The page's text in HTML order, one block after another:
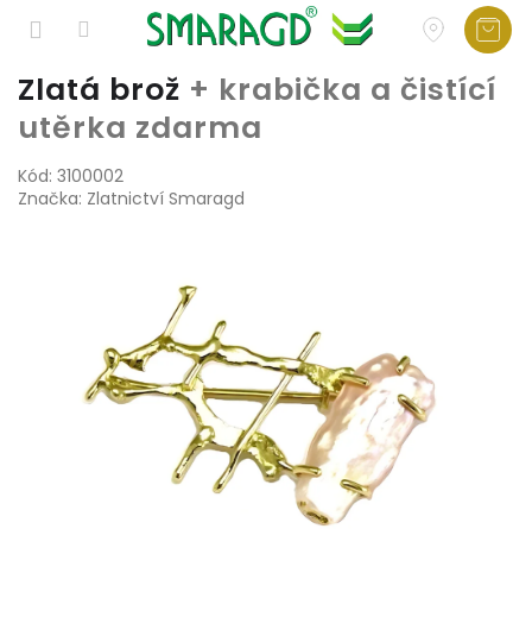
Přejít
na
obsah
Zlatá brož + krabička a čistící
utěrka zdarma
Kód: 3100002
Značka: Zlatnictví Smaragd